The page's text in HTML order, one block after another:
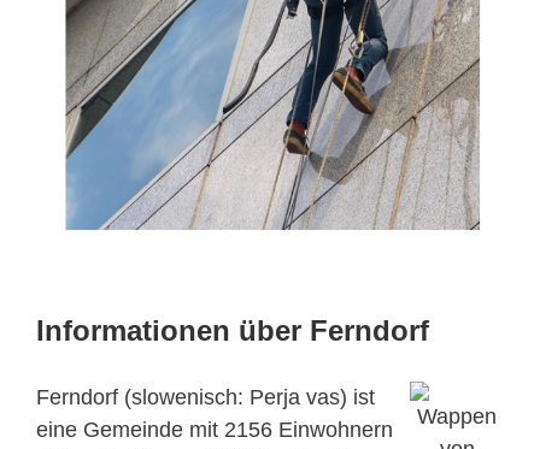
Informationen über Ferndorf
Ferndorf (slowenisch: Perja vas) ist
eine Gemeinde mit 2156 Einwohnern